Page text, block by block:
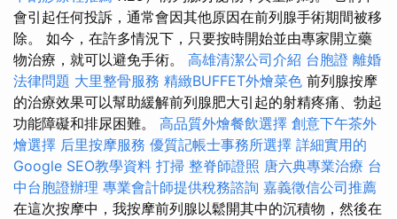
會引起任何投訴，通常會因其他原因在前列腺手術期間被移
除。 如今，在許多情況下，只要按時開始並由專家開立藥
物治療，就可以避免手術。 高雄清潔公司介紹 台胞證 離婚
法律問題 大里整骨服務 精緻BUFFET外燴菜色 前列腺按摩
的治療效果可以幫助緩解前列腺肥大引起的射精疼痛、勃起
功能障礙和排尿困難。 高品質外燴餐飲選擇 創意下午茶外
燴選擇 后里按摩服務 優質記帳士事務所選擇 詳細實用的
Google SEO教學資料 打掃 整脊師證照 唐六典專業治療 台
中台胞證辦理 專業會計師提供稅務諮詢 嘉義徵信公司推薦
在這次按摩中，我按摩前列腺以鬆開其中的沉積物，然後在